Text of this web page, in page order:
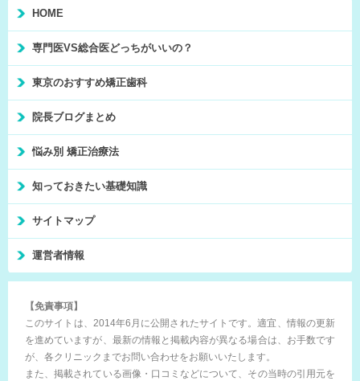
HOME
専門医VS総合医どっちがいいの？
東京のおすすめ矯正歯科
院長ブログまとめ
悩み別 矯正治療法
知っておきたい基礎知識
サイトマップ
運営者情報
【免責事項】
このサイトは、2014年6月に公開されたサイトです。適宜、情報の更新
を進めていますが、最新の情報と掲載内容が異なる場合は、お手数です
が、各クリニックまでお問い合わせをお願いいたします。
また、掲載されている画像・口コミなどについて、その当時の引用元を